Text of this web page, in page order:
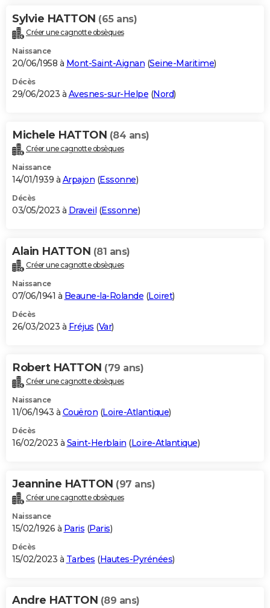
Sylvie HATTON (65 ans)
Créer une cagnotte obsèques
Naissance
20/06/1958 à Mont-Saint-Aignan (Seine-Maritime)
Décès
29/06/2023 à Avesnes-sur-Helpe (Nord)
Michele HATTON (84 ans)
Créer une cagnotte obsèques
Naissance
14/01/1939 à Arpajon (Essonne)
Décès
03/05/2023 à Draveil (Essonne)
Alain HATTON (81 ans)
Créer une cagnotte obsèques
Naissance
07/06/1941 à Beaune-la-Rolande (Loiret)
Décès
26/03/2023 à Fréjus (Var)
Robert HATTON (79 ans)
Créer une cagnotte obsèques
Naissance
11/06/1943 à Couëron (Loire-Atlantique)
Décès
16/02/2023 à Saint-Herblain (Loire-Atlantique)
Jeannine HATTON (97 ans)
Créer une cagnotte obsèques
Naissance
15/02/1926 à Paris (Paris)
Décès
15/02/2023 à Tarbes (Hautes-Pyrénées)
Andre HATTON (89 ans)